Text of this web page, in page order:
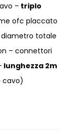
– triplo
ofc placcato
totale
– connettori
lunghezza 2m
cavo)